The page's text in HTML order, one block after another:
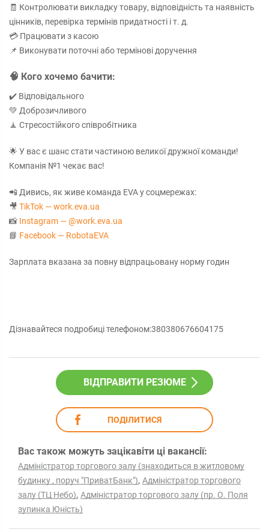
🧾 Контролювати викладку товару, відповідність та наявність
цінників, перевірка термінів придатності і т. д.
💳 Працювати з касою
📌 Виконувати поточні або термінові доручення
🧠 Кого хочемо бачити:
✔️ Відповідального
💚 Доброзичливого
🧘 Стресостійкого співробітника
🌟 У вас є шанс стати частиною великої дружної команди!
Компанія №1 чекає вас!
📲 Дивись, як живе команда EVA у соцмережах:
🎥 TikTok — work.eva.ua
📸 Instagram — @work.eva.ua
📘 Facebook — RobotaEVA
Зарплата вказана за повну відпрацьовану норму годин
Дізнавайтеся подробиці телефоном:380380676604175
ВІДПРАВИТИ РЕЗЮМЕ
ПОДІЛИТИСЯ
Вас також можуть зацікавіти ці вакансії:
Адміністратор торгового залу (знаходиться в житловому
будинку , поруч "ПриватБанк"), Адміністратор торгового
залу (ТЦ Небо), Адміністратор торгового залу (пр. О. Поля
зупинка Юність)